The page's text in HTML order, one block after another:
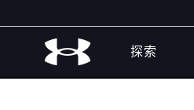
探索